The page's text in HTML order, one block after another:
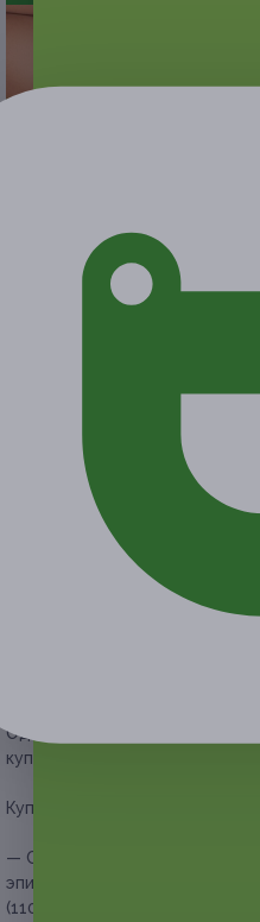
от 22 000 руб. от
Экономия от 20 900 руб.
Начало действия
13 апреля 2021 г.
14 июня
Описание
Один человек может купить
купонов для себя или в
Купон действует на
— Скидка 95% на 3 месяца
эпиляции лица и тела в
(1100 руб. вместо 22 000 руб.)